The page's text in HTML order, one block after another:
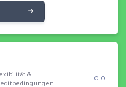
&
0.0